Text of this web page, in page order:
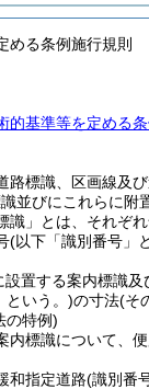
める条例施行規則
的基準等を定める条
路標識、区画線及
並びにこれらに附
」とは、それぞ
(以下「識別番号」
設置する案内標識
という。)の寸法(そ
の特例)
内標識について、
和指定道路(識別番